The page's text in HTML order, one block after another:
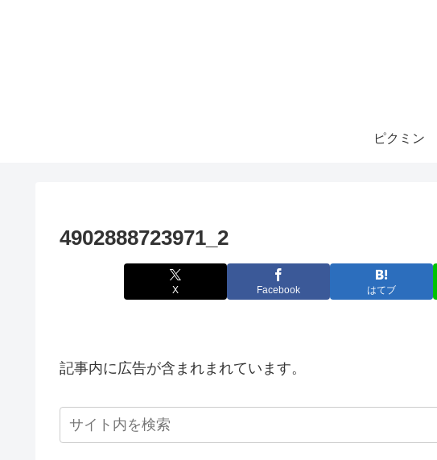
ピクミン
4902888723971_2
X Facebook はてブ
記事内に広告が含まれまれています。